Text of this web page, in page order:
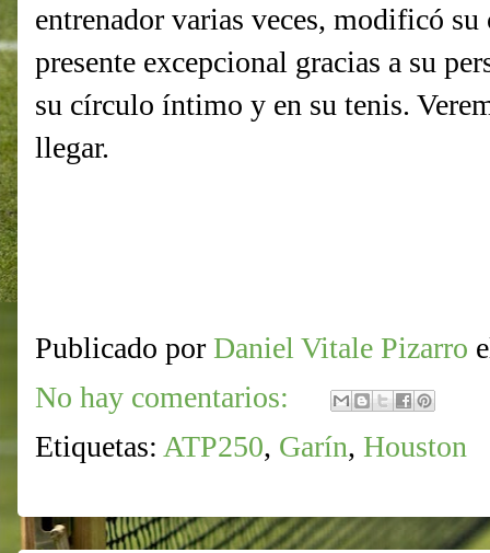
entrenador varias veces, modificó
presente excepcional gracias a su
su círculo íntimo y en su tenis.
llegar.
Publicado por Daniel Vitale Pizarro
No hay comentarios:
Etiquetas: ATP250, Garín, Houston